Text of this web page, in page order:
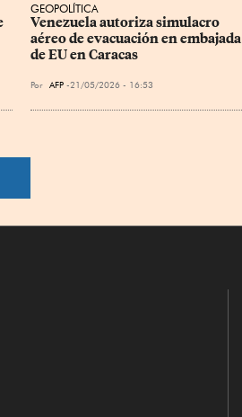
GEOPOLÍTICA
Venezuela autoriza simulacro
aéreo de evacuación en embajada
de EU en Caracas
Por AFP 21/05/2026 - 16:53